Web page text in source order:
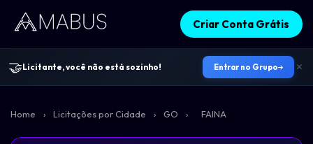
Criar Conta Grátis
🤝Licitante, você não está sozinho! Entrar no Grupo
Home › Licitações por Cidade › GO › FAINA